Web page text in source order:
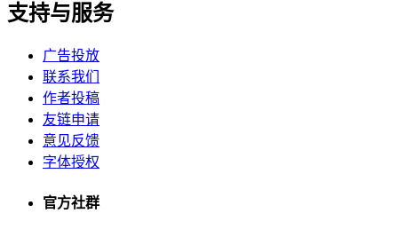
支持与服务
广告投放
联系我们
作者投稿
友链申请
意见反馈
字体授权
官方社群